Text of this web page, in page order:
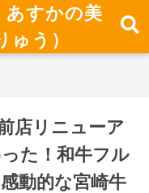
すかの美
う）
店リニューア
た！和牛フル
動的な宮崎牛